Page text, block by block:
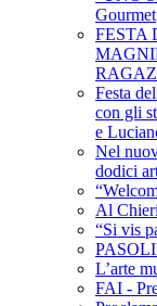
Gourmet
FESTA
Festa
con gli
e
Nel
dodici
Al
“Si vis
L’arte
FAI -